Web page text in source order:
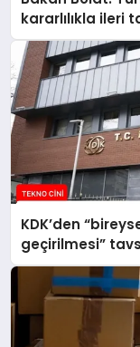
kararlılıkla ileri
KDK’den
geçirilmesi”